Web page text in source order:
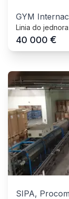
GYM
Linia do
40 000 €
SIPA,